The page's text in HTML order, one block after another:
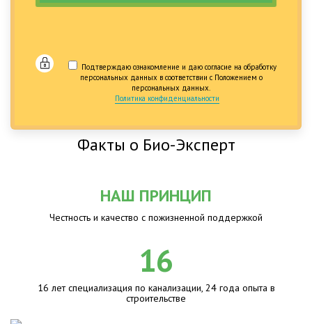
Подтверждаю ознакомление и даю согласие на обработку
персональных данных в соответствии с Положением о
персональных данных.
Политика конфиденциальности
Факты о Био-Эксперт
НАШ ПРИНЦИП
Честность и качество с пожизненной поддержкой
16
16 лет специализация по канализации, 24 года опыта в
строительстве